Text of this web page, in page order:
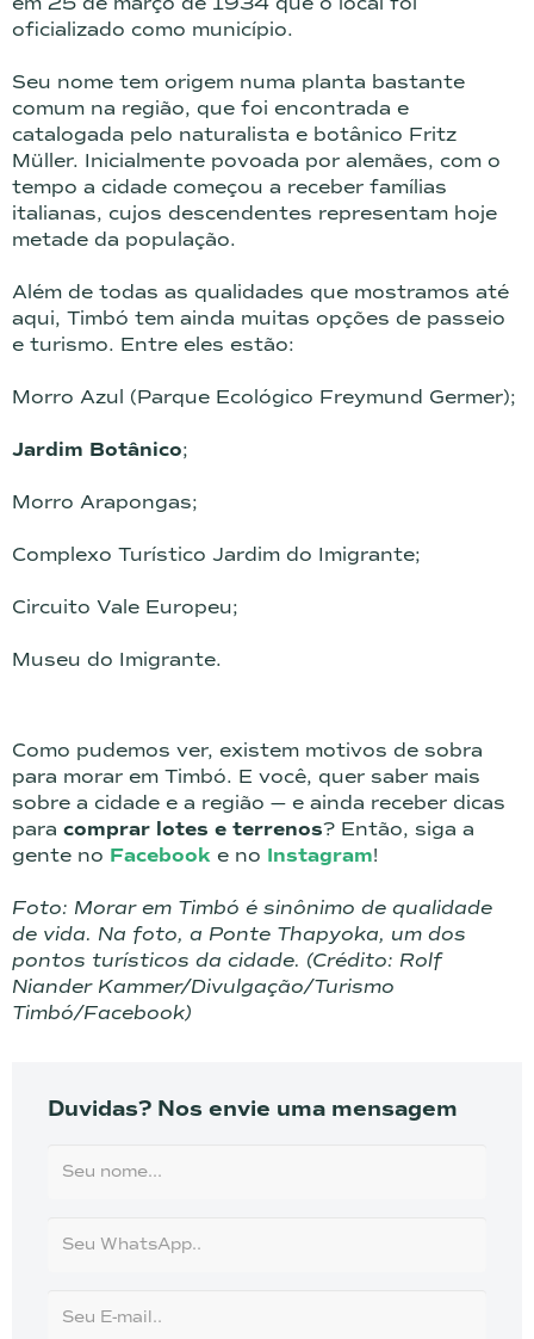
oficializado como município.
Seu nome tem origem numa planta bastante
comum na região, que foi encontrada e
catalogada pelo naturalista e botânico Fritz
Müller. Inicialmente povoada por alemães, com o
tempo a cidade começou a receber famílias
italianas, cujos descendentes representam hoje
metade da população.
Além de todas as qualidades que mostramos até
aqui, Timbó tem ainda muitas opções de passeio
e turismo. Entre eles estão:
Morro Azul (Parque Ecológico Freymund Germer);
Jardim Botânico;
Morro Arapongas;
Complexo Turístico Jardim do Imigrante;
Circuito Vale Europeu;
Museu do Imigrante.
Como pudemos ver, existem motivos de sobra
para morar em Timbó. E você, quer saber mais
sobre a cidade e a região — e ainda receber dicas
para comprar lotes e terrenos? Então, siga a
gente no Facebook e no Instagram!
Foto: Morar em Timbó é sinônimo de qualidade
de vida. Na foto, a Ponte Thapyoka, um dos
pontos turísticos da cidade. (Crédito: Rolf
Niander Kammer/Divulgação/Turismo
Timbó/Facebook)
Duvidas? Nos envie uma mensagem